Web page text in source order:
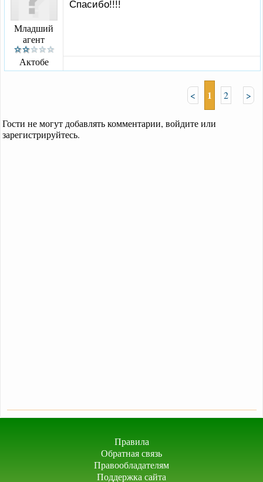
Младший
агент
Актобе
Спасибо!!!!
< 1 2 >
Гости не могут добавлять комментарии, войдите или
зарегистрируйтесь.
Правила
Обратная связь
Правообладателям
Поддержка сайта